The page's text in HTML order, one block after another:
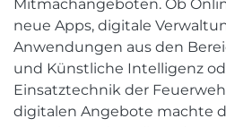
Mitmachangeboten. Ob
neue Apps, digitale
Anwendungen aus den
und Künstliche Intelligenz
Einsatztechnik der
digitalen Angebote machte